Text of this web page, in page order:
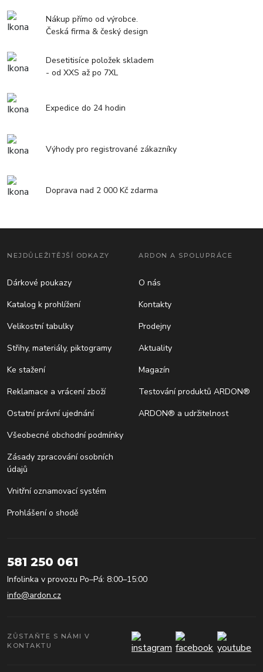
Nákup přímo od výrobce.
Česká firma & český design
Desetitisíce položek skladem
- od XXS až po 7XL
Expedice do 24 hodin
Výhody pro registrované zákazníky
Doprava nad 2 000 Kč zdarma
NEJDŮLEŽITĚJŠÍ ODKAZY
Dárkové poukazy
Katalog k prohlížení
Velikostní tabulky
Střihy, materiály, piktogramy
Ke stažení
Reklamace a vrácení zboží
Ostatní právní ujednání
Všeobecné obchodní podmínky
Zásady zpracování osobních
údajů
Vnitřní oznamovací systém
Prohlášení o shodě
ARDON A SPOLUPRÁCE
O nás
Kontakty
Prodejny
Aktuality
Magazín
Testování produktů ARDON®
ARDON® a udržitelnost
581 250 061
Infolinka v provozu Po–Pá: 8:00–15:00
info@ardon.cz
ZŮSTAŇTE S NÁMI V
KONTAKTU